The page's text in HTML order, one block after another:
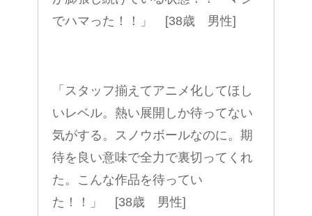
でハマった！！」 [38歳 男性]
「スタッフ揃えてアニメ化してほし
いレベル。熱い展開しか待ってない
気がする。スノウボールなのに。期
待を良い意味で全力で裏切ってくれ
た。こんな作品を待ってい
た！！」 [38歳 男性]